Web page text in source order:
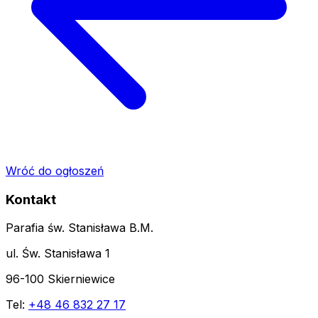
Wróć do ogłoszeń
Kontakt
Parafia św. Stanisława B.M.
ul. Św. Stanisława 1
96-100 Skierniewice
Tel: +48 46 832 27 17